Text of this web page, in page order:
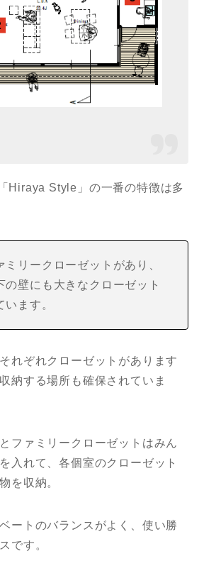
Hiraya Style」の一番の特徴は多
ミリークローゼットがあり、
の壁にも大きなクローゼット
ます。
れぞれクローゼットがあります
納する場所も確保されていま
ファミリークローゼットはみん
入れて、各個室のクローゼット
を収納。
ートのバランスがよく、使い勝
です。